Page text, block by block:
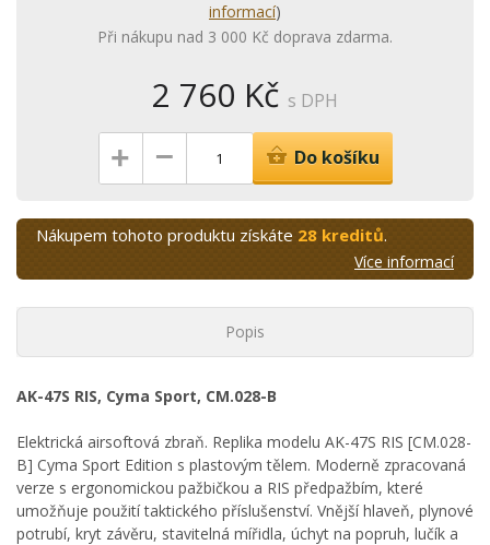
informací)
Při nákupu nad 3 000 Kč doprava zdarma.
2 760 Kč s DPH
+ – Do košíku
Nákupem tohoto produktu získáte 28 kreditů.
Více informací
Popis
AK-47S RIS, Cyma Sport, CM.028-B
Elektrická airsoftová zbraň. Replika modelu AK-47S RIS [CM.028-
B] Cyma Sport Edition s plastovým tělem. Moderně zpracovaná
verze s ergonomickou pažbičkou a RIS předpažbím, které
umožňuje použití taktického příslušenství. Vnější hlaveň, plynové
potrubí, kryt závěru, stavitelná mířidla, úchyt na popruh, lučík a